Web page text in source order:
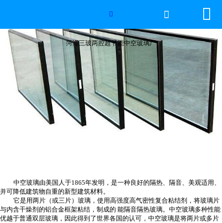
网站首页
世界杯官方网页版
产品中心
新闻中心
工程案例

菏泽三玻两腔超节能中空玻璃厂
 
菏泽三玻两腔超节能中空玻璃厂
中空玻璃由美国人于1865年发明，是一种良好的隔热、隔音、美观适用、
并可降低建筑物自重的新型建筑材料。
它是用两片（或三片）玻璃，使用高强度高气密性复合粘结剂，将玻璃片
与内含干燥剂的铝合金框架粘结，制成的 能隔音隔热玻璃。中空玻璃多种性能
优越于普通双层玻璃，因此得到了世界各国的认可，中空玻璃是将两片或多片